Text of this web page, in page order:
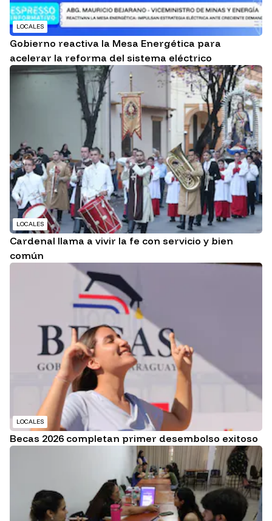
LOCALES
Gobierno reactiva la Mesa Energética para
acelerar la reforma del sistema eléctrico
LOCALES
Cardenal llama a vivir la fe con servicio y bien
común
LOCALES
Becas 2026 completan primer desembolso exitoso